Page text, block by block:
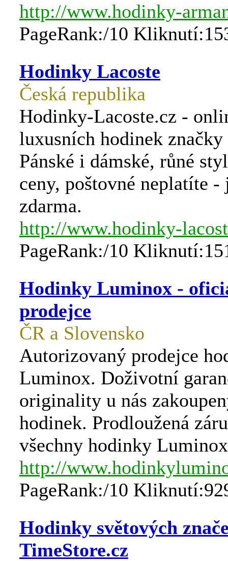
http://www.hodinky-
PageRank:/10
Hodinky Lacoste
Česká republika
Hodinky-Lacoste.cz -
luxusních hodinek značky
Pánské i dámské, růné
ceny, poštovné neplatíte -
zdarma.
http://www.hodinky-
PageRank:/10
Hodinky Luminox -
prodejce
ČR a Slovensko
Autorizovaný prodejce
Luminox. Doživotní
originality u nás
hodinek. Prodloužená
všechny hodinky
http://
PageRank:/10
Hodinky světových
TimeStore.cz